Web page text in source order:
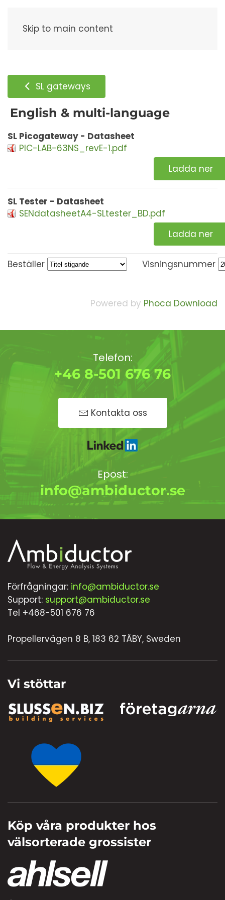
Skip to main content
SL gateways
English & multi-language
SL Picogateway - Datasheet
PIC-LAB-63NS_revE-1.pdf
Ladda ner
SL Tester - Datasheet
SENdatasheetA4-SLtester_BD.pdf
Ladda ner
Beställer Visningsnummer
Powered by Phoca Download
Telefon:
+46 8-501 676 76
Kontakta oss
Epost:
info@ambiductor.se
Förfrågningar: info@ambiductor.se
Support: support@ambiductor.se
Tel +468-501 676 76
Propellervägen 8 B, 183 62 TÄBY, Sweden
Vi stöttar
Köp våra produkter hos
välsorterade grossister